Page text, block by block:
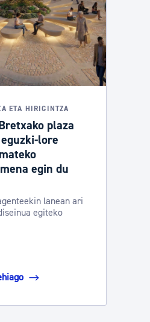
ETA HIRIGINTZA
plaza
lore
egin du
lanean ari
egiteko